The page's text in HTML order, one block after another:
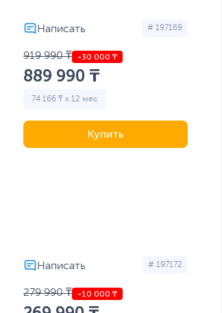
# 197169
919 990 ₸
889 990 ₸
74 166 ₸ x 12 мес
Купить
# 197172
279 990 ₸